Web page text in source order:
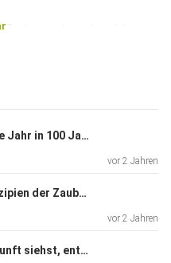
zwischen den Jahren
Der Podcast
Mehr
Gehe zufriedener
Ziele. In allen
Nr. 313 - Das zweitbeste Jahr in 100 Jahren trotz Krise - Bauunternehmer Tobias Stahl im Interview
vor 2 Jahren
Nr. 312 - Nutze die Prinzipien der Zauberkunst für dein Social Media Marketing
vor 2 Jahren
Nr. 311 - Wie du die Zukunft siehst, entscheidet über deinen Erfolg & dein Glück [2021]